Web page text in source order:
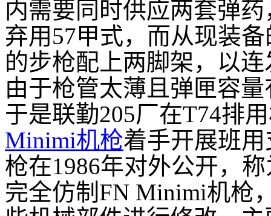
内需要同时供应两套弹
弃用57甲式，而从现装
的步枪配上两脚架，以
由于枪管太薄且弹匣容
于是联勤205厂在T74排
Minimi机枪着手开展班
枪在1986年对外公开，
完全仿制FN Minimi机枪